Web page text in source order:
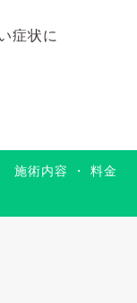
症状に
施術内容 ・ 料金